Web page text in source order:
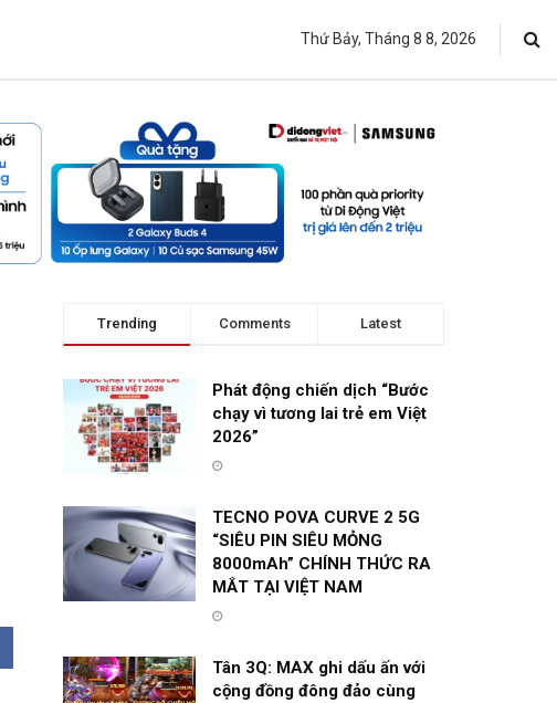
Thứ Bảy, Tháng 8 8, 2026
Trending Comments Latest
Phát động chiến dịch “Bước
chạy vì tương lai trẻ em Việt
2026”
TECNO POVA CURVE 2 5G
“SIÊU PIN SIÊU MỎNG
8000mAh” CHÍNH THỨC RA
MẮT TẠI VIỆT NAM
Tân 3Q: MAX ghi dấu ấn với
cộng đồng đông đảo cùng